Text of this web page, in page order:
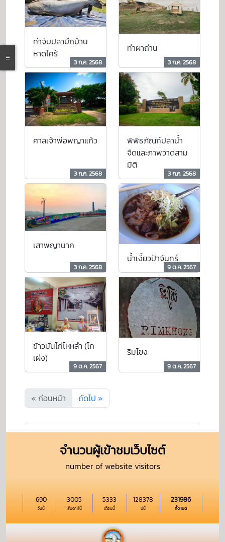
ท่าจับปลาบึกบ้าน
หาดไคร้
3 ก.ค. 2568
ท่าผาถ่าน
3 ก.ค. 2568
ศาลเจ้าพ่อพญาแก้ว
3 ก.ค. 2568
พิพิธภัณฑ์ปลาน้ำ
จืดและภาพวาดสาม
มิติ
3 ก.ค. 2568
เสาพญานาค
3 ก.ค. 2568
น้ำเงี้ยวป้าจันทร์
9 ต.ค. 2567
ข้าวมันไก่ไหหลำ (โก
เผ่ง)
9 ต.ค. 2567
ริมโขง
9 ต.ค. 2567
« ก่อนหน้า ถัดไป »
จำนวนผู้เข้าชมเว็บไซต์
number of website visitors
วันนี้
690
สัปดาห์นี้
3005
เดือนนี้
5333
ปีนี้
128378
ทั้งหมด
231986